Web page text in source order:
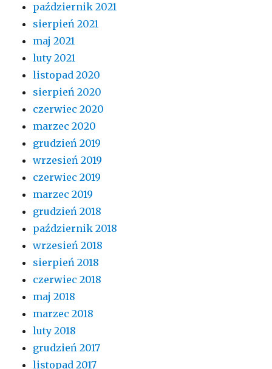
październik 2021
sierpień 2021
maj 2021
luty 2021
listopad 2020
sierpień 2020
czerwiec 2020
marzec 2020
grudzień 2019
wrzesień 2019
czerwiec 2019
marzec 2019
grudzień 2018
październik 2018
wrzesień 2018
sierpień 2018
czerwiec 2018
maj 2018
marzec 2018
luty 2018
grudzień 2017
listopad 2017